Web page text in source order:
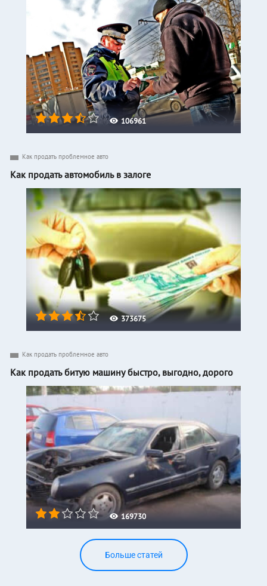
106961
373675
Как продать проблемное авто
Как продать автомобиль в залоге
169730
Как продать проблемное авто
Как продать битую машину быстро, выгодно, дорого
Больше статей